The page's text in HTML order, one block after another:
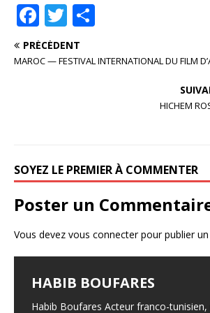
F
a
c
k
T
w
it ta
PRÉCÉDENT
MAROC — FESTIVAL INTERNATIONAL DU FILM
HICHEM
SOYEZ LE PREMIER À COMMENTER
Poster un
Vous devez vous connecterpour publier
HABIB BOUFARES
Habib Boufares Acteur franco-tunisien,
HOUSSEM GHRIBI
Houssem Ghribi Acteur, Filmographie
EL MOKHTAR (L’ELU)
El Mokhtar (L’Elu) Pays : Tunisie –
HUGUETTE MAILLARD
Huguette Maillard Actrice, France
SIGNATURE D’UN
D’ACCORD ENTRE LE